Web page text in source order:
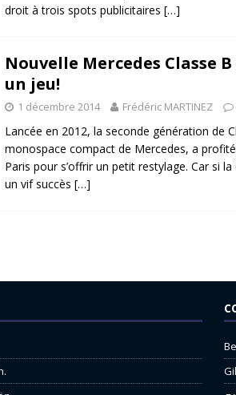
droit à trois spots publicitaires […]
Nouvelle Mercedes Classe
un jeu!
1 décembre 2014 Frédéric MARTINEZ
Lancée en 2012, la seconde génération de
monospace compact de Mercedes, a
Paris pour s’offrir un petit restylage. Car si
un vif succès […]